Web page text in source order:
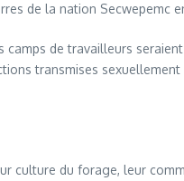
de la nation Secwepemc
de travailleurs
transmises
culture du forage, leur